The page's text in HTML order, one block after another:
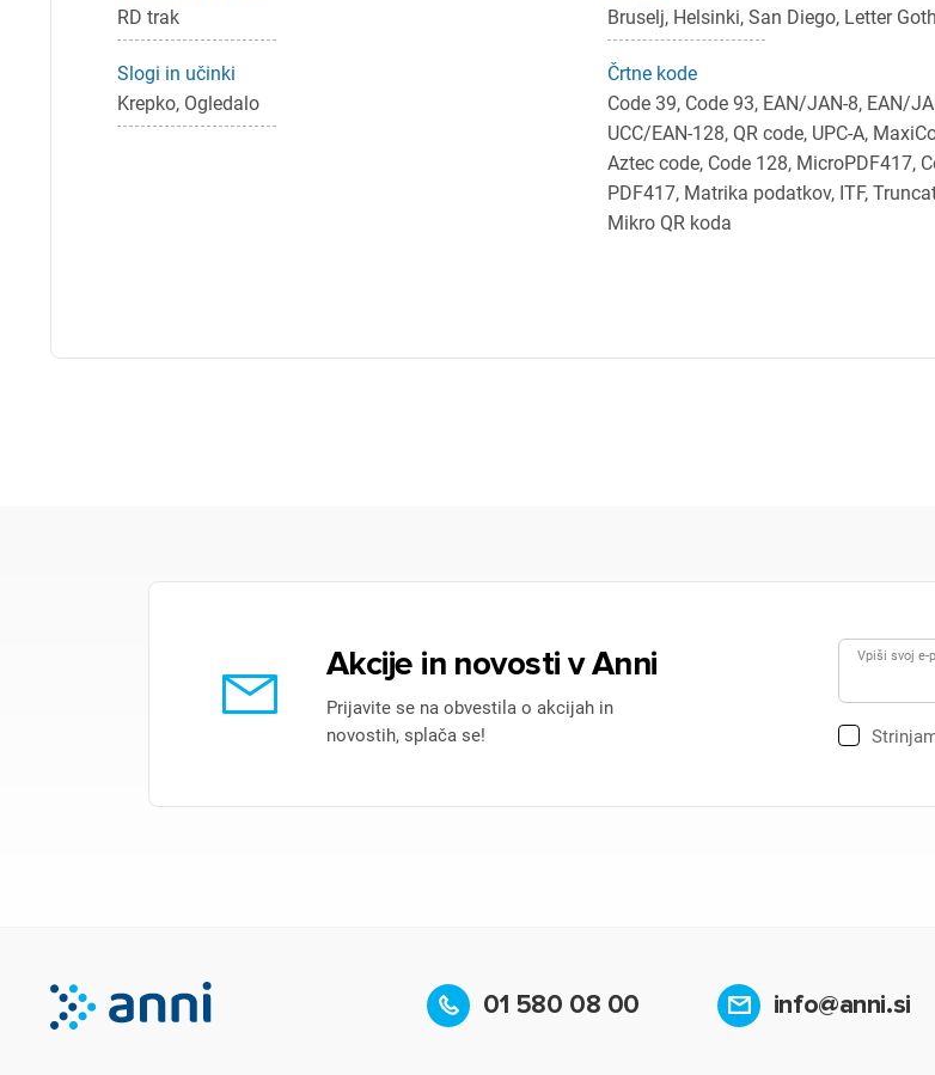
RD trak
Bruselj, Helsinki, San Diego, Letter
Slogi in učinki
Krepko, Ogledalo
Črtne kode
Code 39, Code 93, EAN/JAN-8, EAN/
UCC/EAN-128, QR code, UPC-A,
Aztec code, Code 128, MicroPDF417,
PDF417, Matrika podatkov, ITF,
Mikro QR koda
Akcije in novosti v Anni
Prijavite se na obvestila o akcijah in
novostih, splača se!
Vpiši svoj e-
01 580 08 00 info@anni.si